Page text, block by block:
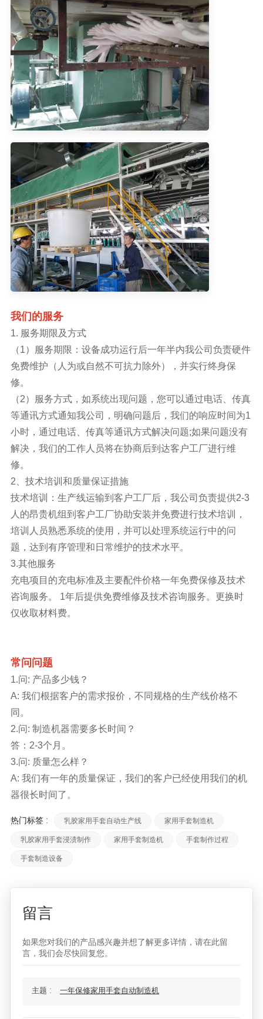
我们的服务
1. 服务期限及方式
（1）服务期限：设备成功运行后一年半内我公司负责硬件
免费维护（人为或自然不可抗力除外），并实行终身保
修。
（2）服务方式，如系统出现问题，您可以通过电话、传真
等通讯方式通知我公司，明确问题后，我们的响应时间为1
小时，通过电话、传真等通讯方式解决问题;如果问题没有
解决，我们的工作人员将在协商后到达客户工厂进行维
修。
2、技术培训和质量保证措施
技术培训：生产线运输到客户工厂后，我公司负责提供2-3
人的昂贵机组到客户工厂协助安装并免费进行技术培训，
培训人员熟悉系统的使用，并可以处理系统运行中的问
题，达到有序管理和日常维护的技术水平。
3.其他服务
充电项目的充电标准及主要配件价格一年免费保修及技术
咨询服务。 1年后提供免费维修及技术咨询服务。更换时
仅收取材料费。
常问问题
1.问: 产品多少钱？
A: 我们根据客户的需求报价，不同规格的生产线价格不
同。
2.问: 制造机器需要多长时间？
答：2-3个月。
3.问: 质量怎么样？
A: 我们有一年的质量保证，我们的客户已经使用我们的机
器很长时间了。
热门标签 : 乳胶家用手套自动生产线 家用手套制造机
乳胶家用手套浸渍制作 家用手套制造机 手套制作过程
手套制造设备
留言
如果您对我们的产品感兴趣并想了解更多详情，请在此留
言，我们会尽快回复您。
主题 : 一年保修家用手套自动制造机